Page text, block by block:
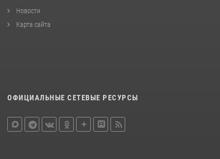
Новости
Карта сайта
ОФИЦИАЛЬНЫЕ СЕТЕВЫЕ РЕСУРСЫ